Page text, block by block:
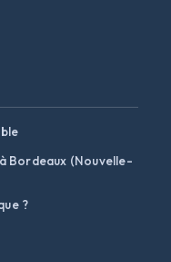
Bordeaux (Nouvelle-
?